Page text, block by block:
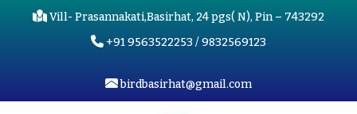
Vill- Prasannakati,Basirhat, 24 pgs( N), Pin – 743292
+91 9563522253 / 9832569123
birdbasirhat@gmail.com